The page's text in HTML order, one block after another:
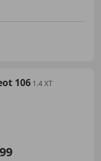
106 1.4 XT